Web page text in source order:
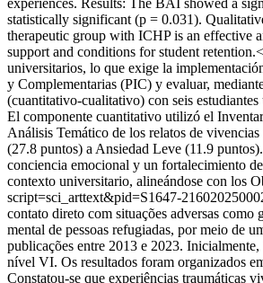
experiences. Results: The BAI showed a
statistically significant (p = 0.031).
therapeutic group with ICHP is an effective
support and conditions for student
universitarios, lo que exige la
y Complementarias (PIC) y evaluar,
(cuantitativo-cualitativo) con seis
El componente cuantitativo utilizó el
Análisis Temático de los relatos de
(27.8 puntos) a Ansiedad Leve (11.9
conciencia emocional y un fortalecimiento
contexto universitario, alineándose con los
script=sci_arttext&pid=S1647-
contato direto com situações adversas
mental de pessoas refugiadas, por meio de
publicações entre 2013 e 2023.
nível VI. Os resultados foram organizados
Constatou-se que experiências traumáticas